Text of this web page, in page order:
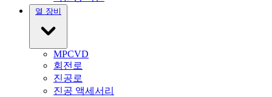
열 장비
MPCVD
회전로
진공로
진공 액세서리